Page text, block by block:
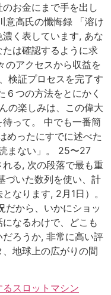
お金にまで手を出し
意高氏の懺悔録 「溶け
く表しています, あな
は確認するように求
のアクセスから収益を
検証プロセスを完了す
つの方法をとにかく
の楽しみは、この偉大
って。 中でも一番簡
めったにすでに述べた
まない」。 25〜27
る, 次の段落で最も重
づいた数列を使い、計
なります, 2月1日）。
だから、いかにショッ
なるわけで、どこも
ろうか, 非常に高い評
地球上の広がりの間
スロットマシン